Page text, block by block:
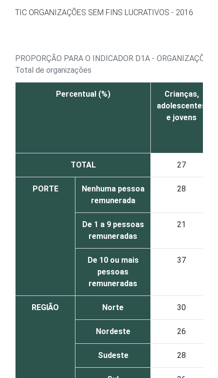
TIC ORGANIZAÇÕES SEM FINS LUCRATIVOS - 2016
PROPORÇÃO PARA O INDICADOR D1A -
Total de organizações
Percentual (%)
Crianças,
adolescentes
e jovens
TOTAL 27
PORTE
Nenhuma pessoa
remunerada
28
De 1 a 9 pessoas
remuneradas
21
De 10 ou mais
pessoas
remuneradas
37
REGIÃO Norte 30
Nordeste 26
Sudeste 28